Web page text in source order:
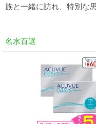
族と一緒に訪れ、特別な
名水百選